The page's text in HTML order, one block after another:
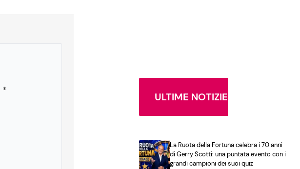
*
ULTIME NOTIZIE
La Ruota della Fortuna celebra i 70 anni
di Gerry Scotti: una puntata evento con i
grandi campioni dei suoi quiz